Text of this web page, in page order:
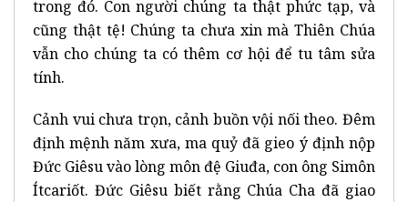
trong đó. Con người chúng ta thật phức tạp, và
cũng thật tệ! Chúng ta chưa xin mà Thiên Chúa
vẫn cho chúng ta có thêm cơ hội để tu tâm sửa
tính.
Cảnh vui chưa trọn, cảnh buồn vội nối theo. Đêm
định mệnh năm xưa, ma quỷ đã gieo ý định nộp
Đức Giêsu vào lòng môn đệ Giuđa, con ông Simôn
Ítcariốt. Đức Giêsu biết rằng Chúa Cha đã giao